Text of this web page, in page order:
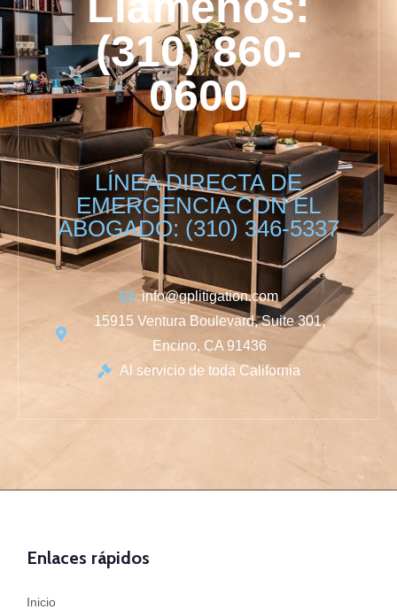
(310) 860-
0600
LÍNEA DIRECTA DE
EMERGENCIA CON EL
ABOGADO: (310) 346-5337
info@gplitigation.com
15915 Ventura Boulevard, Suite 301,
Encino, CA 91436
Al servicio de toda California
Enlaces rápidos
Inicio